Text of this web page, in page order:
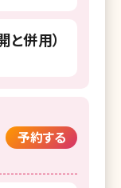
併用）
予約する